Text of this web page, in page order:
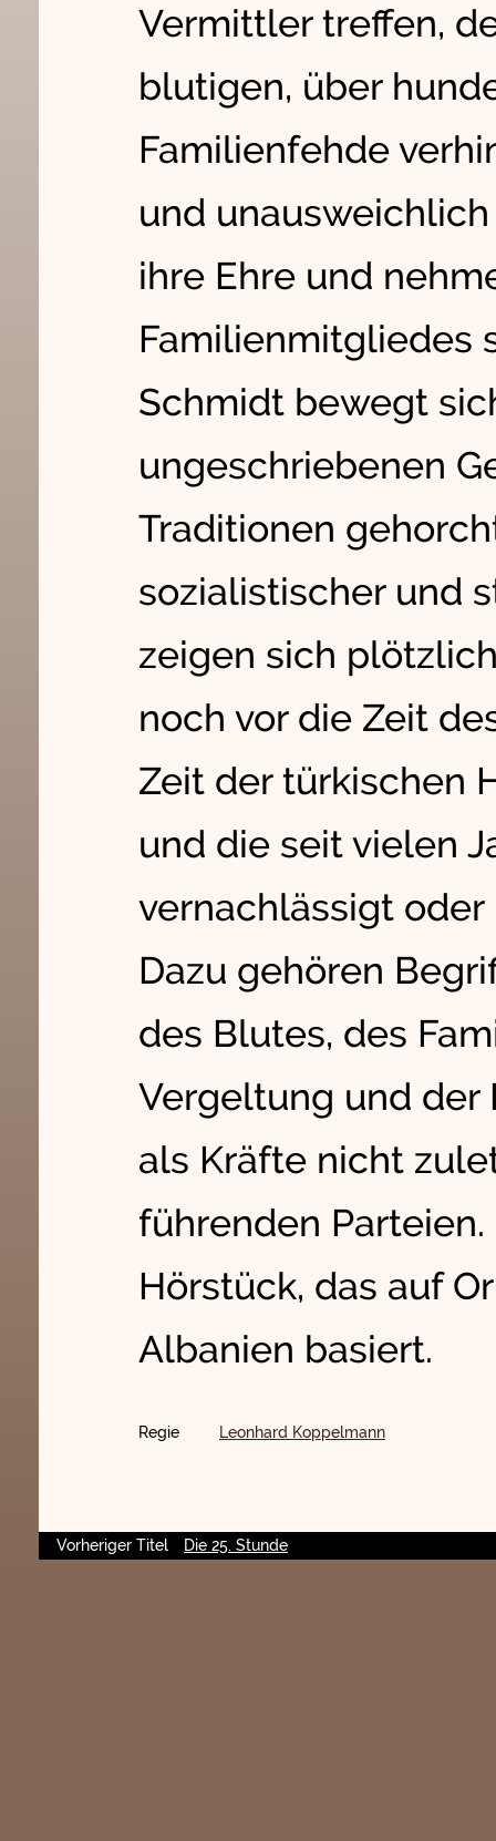
Vermittler treffen,
blutigen, über
Familienfehde
und
ihre Ehre und
Familienmitgliedes
Schmidt bewegt
ungeschriebenen
Traditionen
sozialistischer und
zeigen sich
noch vor die Zeit
Zeit der türkischen
und die seit vielen
vernachlässigt
Dazu gehören
des Blutes, des
Vergeltung und der
als Kräfte nicht
führenden
Hörstück, das auf
Albanien basiert.
Regie Leonhard Koppelmann
Vorheriger Titel Die 25. Stunde